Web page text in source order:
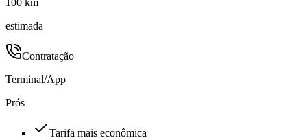
100 km
estimada
Contratação
Terminal/App
Prós
Tarifa mais econômica